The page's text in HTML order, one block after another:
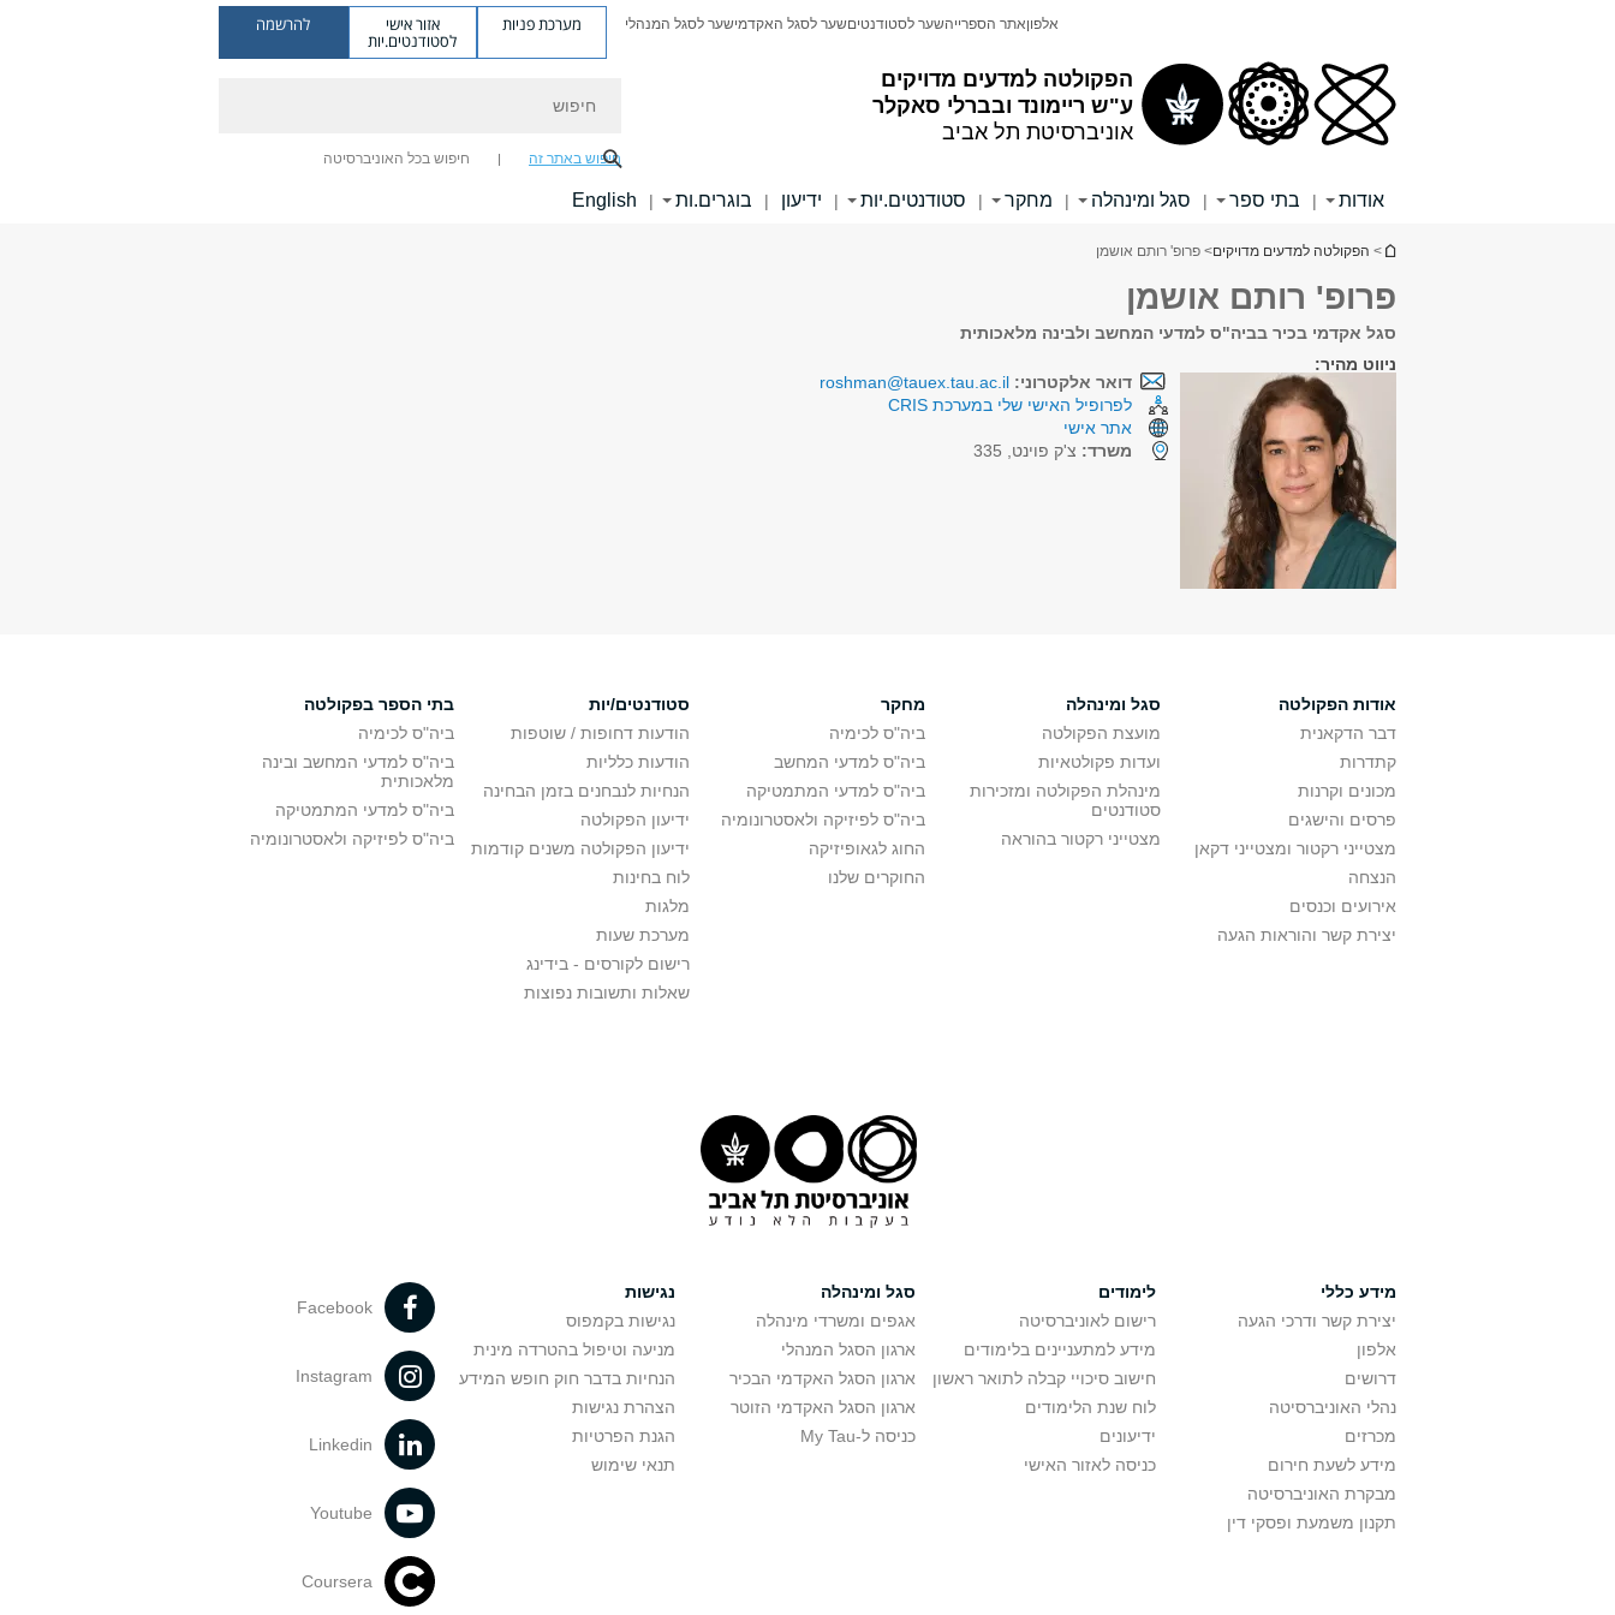
הפקולטה למדעים מדויקים
ע"ש ריימונד ובברלי סאקלר
אוניברסיטת תל אביב
אלפוןאתר הספרייהשער לסטודנטיםשער לסגל האקדמישער לסגל המנהלי מערכת פניות אזור אישי
לסטודנטים.יות
להרשמה
חיפוש באתר זה חיפוש בכל האוניברסיטה
אודות | בתי ספר | סגל ומינהלה | מחקר | סטודנטים.יות | ידיעון | בוגרים.ות |
English
הינך נמצא כאן
> הפקולטה למדעים מדויקים> פרופ' רותם אושמן
פרופ' רותם אושמן
סגל אקדמי בכיר בביה"ס למדעי המחשב ולבינה מלאכותית
ניווט מהיר:
דואר אלקטרוני: roshman@tauex.tau.ac.il
לפרופיל האישי שלי במערכת CRIS
אתר אישי
משרד: צ'ק פוינט, 335
אודות הפקולטה
דבר הדקאנית
קתדרות
מכונים וקרנות
פרסים והישגים
מצטייני רקטור ומצטייני דקאן
הנצחה
אירועים וכנסים
יצירת קשר והוראות הגעה
סגל ומינהלה
מועצת הפקולטה
ועדות פקולטאיות
מינהלת הפקולטה ומזכירות
סטודנטים
מצטייני רקטור בהוראה
מחקר
ביה"ס לכימיה
ביה"ס למדעי המחשב
ביה"ס למדעי המתמטיקה
ביה"ס לפיזיקה ולאסטרונומיה
החוג לגאופיזיקה
החוקרים שלנו
סטודנטים/יות
הודעות דחופות / שוטפות
הודעות כלליות
הנחיות לנבחנים בזמן הבחינה
ידיעון הפקולטה
ידיעון הפקולטה משנים קודמות
לוח בחינות
מלגות
מערכת שעות
רישום לקורסים - בידינג
שאלות ותשובות נפוצות
בתי הספר בפקולטה
ביה"ס לכימיה
ביה"ס למדעי המחשב ובינה
מלאכותית
ביה"ס למדעי המתמטיקה
ביה"ס לפיזיקה ולאסטרונומיה
מידע כללי
יצירת קשר ודרכי הגעה
אלפון
דרושים
נהלי האוניברסיטה
מכרזים
מידע לשעת חירום
מבקרת האוניברסיטה
תקנון משמעת ופסקי דין
לימודים
רישום לאוניברסיטה
מידע למתעניינים בלימודים
חישוב סיכויי קבלה לתואר ראשון
לוח שנת הלימודים
ידיעונים
כניסה לאזור האישי
סגל ומינהלה
אגפים ומשרדי מינהלה
ארגון הסגל המנהלי
ארגון הסגל האקדמי הבכיר
ארגון הסגל האקדמי הזוטר
כניסה ל-My Tau
נגישות
נגישות בקמפוס
מניעה וטיפול בהטרדה מינית
הנחיות בדבר חוק חופש המידע
הצהרת נגישות
הגנת הפרטיות
תנאי שימוש
Facebook
Instagram
Linkedin
Youtube
Coursera